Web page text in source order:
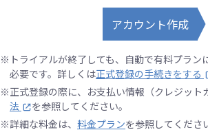
アカウント作成
※トライアルが終了しても、自動で有料プラン
必要です。詳しくは正式登録の手続きをする
※正式登録の際に、お支払い情報（クレジット
法
を参照してください。
※詳細な料金は、 料金プランを参照してくださ